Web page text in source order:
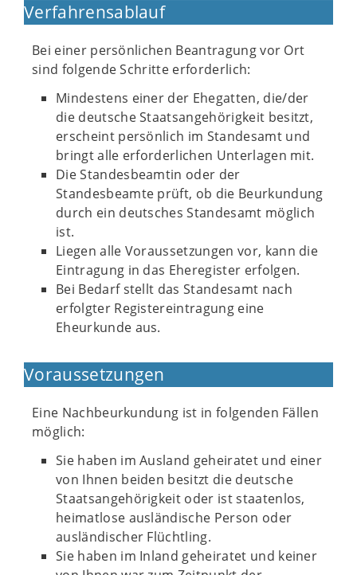
Verfahrensablauf
Bei einer persönlichen Beantragung vor Ort
sind folgende Schritte erforderlich:
Mindestens einer der Ehegatten, die/der
die deutsche Staatsangehörigkeit besitzt,
erscheint persönlich im Standesamt und
bringt alle erforderlichen Unterlagen mit.
Die Standesbeamtin oder der
Standesbeamte prüft, ob die Beurkundung
durch ein deutsches Standesamt möglich
ist.
Liegen alle Voraussetzungen vor, kann die
Eintragung in das Eheregister erfolgen.
Bei Bedarf stellt das Standesamt nach
erfolgter Registereintragung eine
Eheurkunde aus.
Voraussetzungen
Eine Nachbeurkundung ist in folgenden Fällen
möglich:
Sie haben im Ausland geheiratet und einer
von Ihnen beiden besitzt die deutsche
Staatsangehörigkeit oder ist staatenlos,
heimatlose ausländische Person oder
ausländischer Flüchtling.
Sie haben im Inland geheiratet und keiner